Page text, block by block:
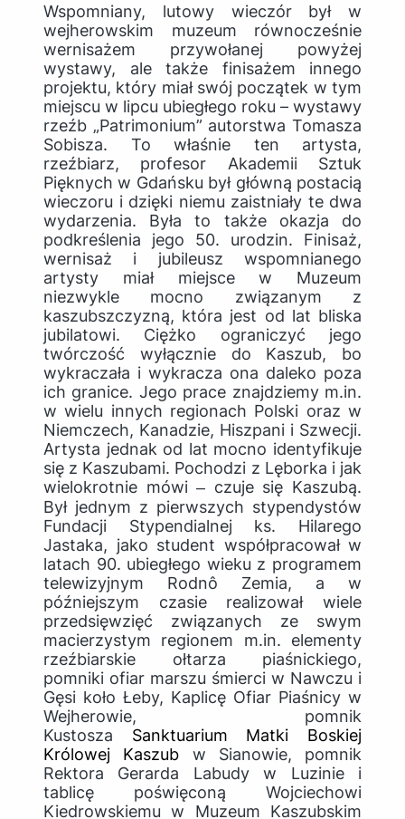
Wspomniany, lutowy wieczór był w
wejherowskim muzeum równocześnie
wernisażem przywołanej powyżej
wystawy, ale także finisażem innego
projektu, który miał swój początek w tym
miejscu w lipcu ubiegłego roku – wystawy
rzeźb „Patrimonium” autorstwa Tomasza
Sobisza. To właśnie ten artysta,
rzeźbiarz, profesor Akademii Sztuk
Pięknych w Gdańsku był główną postacią
wieczoru i dzięki niemu zaistniały te dwa
wydarzenia. Była to także okazja do
podkreślenia jego 50. urodzin. Finisaż,
wernisaż i jubileusz wspomnianego
artysty miał miejsce w Muzeum
niezwykle mocno związanym z
kaszubszczyzną, która jest od lat bliska
jubilatowi. Ciężko ograniczyć jego
twórczość wyłącznie do Kaszub, bo
wykraczała i wykracza ona daleko poza
ich granice. Jego prace znajdziemy m.in.
w wielu innych regionach Polski oraz w
Niemczech, Kanadzie, Hiszpani i Szwecji.
Artysta jednak od lat mocno identyfikuje
się z Kaszubami. Pochodzi z Lęborka i jak
wielokrotnie mówi ‒ czuje się Kaszubą.
Był jednym z pierwszych stypendystów
Fundacji Stypendialnej ks. Hilarego
Jastaka, jako student współpracował w
latach 90. ubiegłego wieku z programem
telewizyjnym Rodnô Zemia, a w
późniejszym czasie realizował wiele
przedsięwzięć związanych ze swym
macierzystym regionem m.in. elementy
rzeźbiarskie ołtarza piaśnickiego,
pomniki ofiar marszu śmierci w Nawczu i
Gęsi koło Łeby, Kaplicę Ofiar Piaśnicy w
Wejherowie, pomnik
Kustosza Sanktuarium Matki Boskiej
Królowej Kaszub w Sianowie, pomnik
Rektora Gerarda Labudy w Luzinie i
tablicę poświęconą Wojciechowi
Kiedrowskiemu w Muzeum Kaszubskim